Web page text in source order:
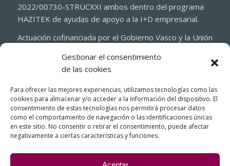
Gestionar el consentimiento
de las cookies
Para ofrecer las mejores experiencias, utilizamos tecnologías como las
cookies para almacenar y/o acceder a la información del dispositivo. El
consentimiento de estas tecnologías nos permitirá procesar datos
como el comportamiento de navegación o las identificaciones únicas
en este sitio. No consentir o retirar el consentimiento, puede afectar
negativamente a ciertas características y funciones.
2022/00730-STRUCXXI ambos dentro del programa
HAZITEK de ayudas de apoyo a la I+D empresarial.
Actuación cofinanciada por el Gobierno Vasco y la Unión
Regional 2021-2027 (FEDER)